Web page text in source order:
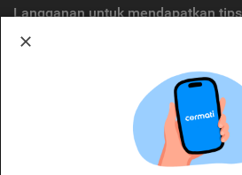
Langganan untuk mendapatkan
Cermati merupakan penyelenggara agregasi
OJK. Oleh karena itu, produk dan/atau layanan
ditawarkan bukan merupakan produk dan/
diterbitkan oleh Cermati dan Cermati tidak